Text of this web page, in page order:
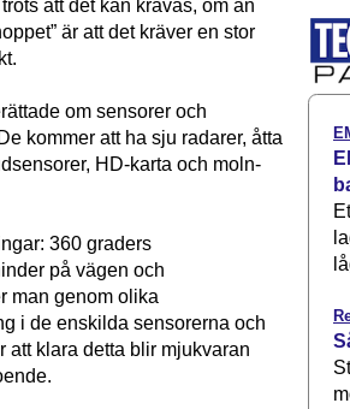
att det kan krävas, om än
är att det kräver en stor
om sensorer och
kommer att ha sju radarer, åtta
HD-karta och moln-
360 graders
på vägen och
man genom olika
i de enskilda sensorerna och
att klara detta blir mjukvaran